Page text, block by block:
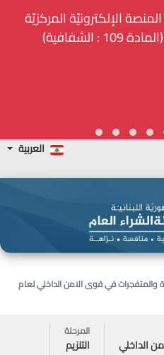
الإلكترونيّة المركزيّة
العربية
والمتفجرات في قوى الامن الداخلي لعام
الداخلي
المرحلة
التلزيم